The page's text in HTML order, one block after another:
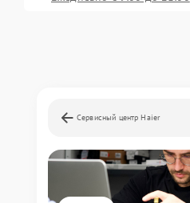
Сервисный центр Haier